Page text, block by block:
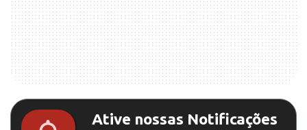
Ative nossas Notificações